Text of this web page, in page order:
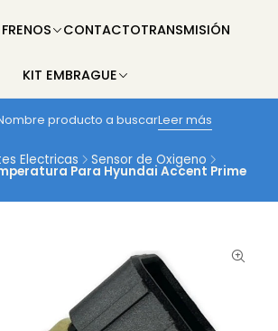
CONTACTOTRANSMISIÓN
KIT EMBRAGUE
producto a buscarLeer más
Electricas Sensor de Oxigeno
Para Hyundai Accent Prime